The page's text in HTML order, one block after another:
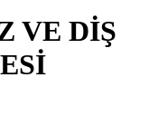
VE DİŞ